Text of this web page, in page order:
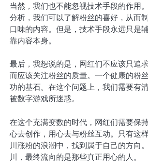
当然，我们也不能忽视技术手段的作用
分析，我们可以了解粉丝的喜好，从而
口味的内容。但是，技术手段永远只是
靠内容本身。
最后，我想说的是，网红们不应该只追
而应该关注粉丝的质量。一个健康的粉
功的基石。在这个问题上，我们需要有
被数字游戏所迷惑。
在这个充满变数的时代，网红们需要保
心去创作，用心去与粉丝互动。只有这
川涨粉的浪潮中，找到属于自己的方向
川，最终流向的是那些真正用心的人。